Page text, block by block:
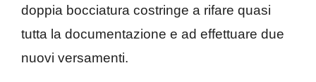
doppia bocciatura costringe a rifare quasi
tutta la documentazione e ad effettuare due
nuovi versamenti.